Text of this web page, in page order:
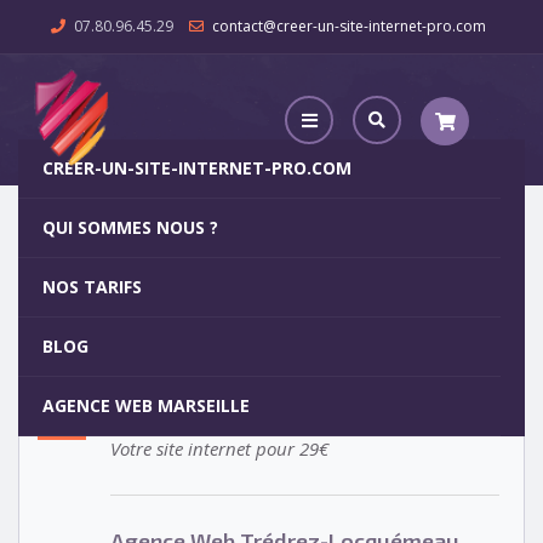
07.80.96.45.29 contact@creer-un-site-internet-pro.com
CREER-UN-SITE-INTERNET-PRO.COM
QUI SOMMES NOUS ?
NOS TARIFS
BLOG
AGENCE WEB MARSEILLE
Agence Web Trédrez-Locquémeau
5
Votre site internet pour 29€